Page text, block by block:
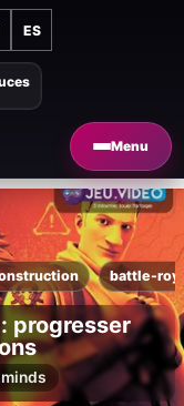
ES
Menu
battle-
progresser